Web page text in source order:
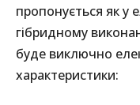
пропонується як у
гібридному
буде виключно
характеристики: